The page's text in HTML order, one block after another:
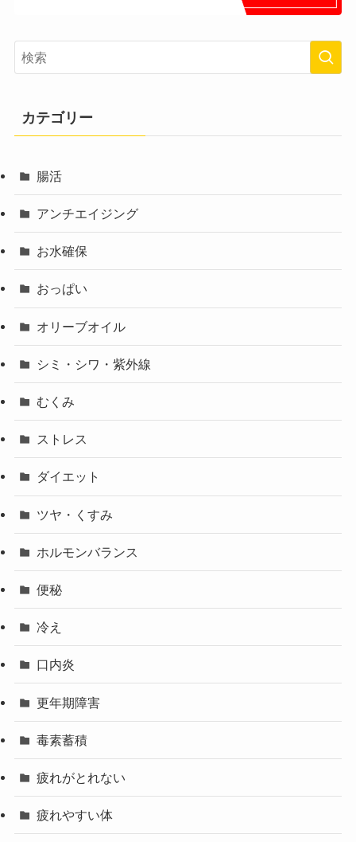
カテゴリー
腸活
アンチエイジング
お水確保
おっぱい
オリーブオイル
シミ・シワ・紫外線
むくみ
ストレス
ダイエット
ツヤ・くすみ
ホルモンバランス
便秘
冷え
口内炎
更年期障害
毒素蓄積
疲れがとれない
疲れやすい体